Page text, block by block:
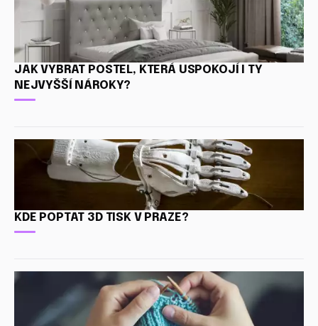
JAK VYBRAT POSTEL, KTERÁ USPOKOJÍ I TY
NEJVYŠŠÍ NÁROKY?
KDE POPTAT 3D TISK V PRAZE?